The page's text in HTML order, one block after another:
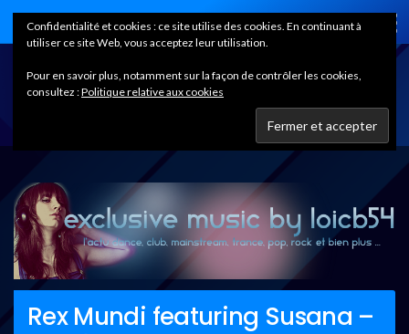
Home
Rex Mundi featuring Susana –
Confidentialité et cookies : ce site utilise des cookies. En continuant à
utiliser ce site Web, vous acceptez leur utilisation.
Pour en savoir plus, notamment sur la façon de contrôler les cookies,
consultez :Politique relative aux cookies